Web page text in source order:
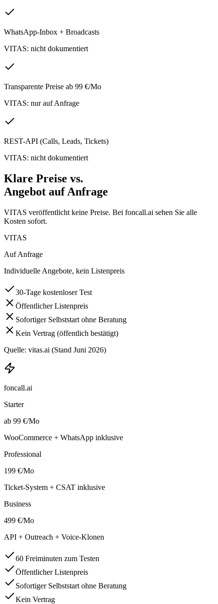
WhatsApp-Inbox + Broadcasts
VITAS: nicht dokumentiert
Transparente Preise ab 99 €/Mo
VITAS: nur auf Anfrage
REST-API (Calls, Leads, Tickets)
VITAS: nicht dokumentiert
Klare Preise vs.
Angebot auf Anfrage
VITAS veröffentlicht keine Preise. Bei foncall.ai sehen Sie alle
Kosten sofort.
VITAS
Auf Anfrage
Individuelle Angebote, kein Listenpreis
30-Tage kostenloser Test
Öffentlicher Listenpreis
Sofortiger Selbststart ohne Beratung
Kein Vertrag (öffentlich bestätigt)
Quelle: vitas.ai (Stand Juni 2026)
foncall.ai
Starter
ab 99 €/Mo
WooCommerce + WhatsApp inklusive
Professional
199 €/Mo
Ticket-System + CSAT inklusive
Business
499 €/Mo
API + Outreach + Voice-Klonen
60 Freiminuten zum Testen
Öffentlicher Listenpreis
Sofortiger Selbststart ohne Beratung
Kein Vertrag